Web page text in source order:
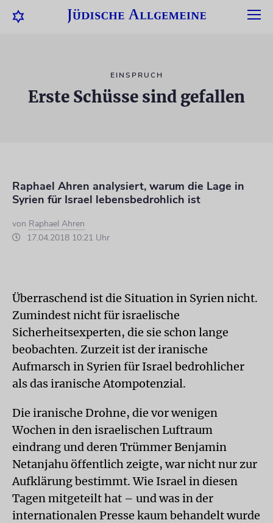
EINSPRUCH
Erste Schüsse sind gefallen
Raphael Ahren analysiert, warum die Lage in
Syrien für Israel lebensbedrohlich ist
von Raphael Ahren
17.04.2018 10:21 Uhr
Überraschend ist die Situation in Syrien nicht.
Zumindest nicht für israelische
Sicherheitsexperten, die sie schon lange
beobachten. Zurzeit ist der iranische
Aufmarsch in Syrien für Israel bedrohlicher
als das iranische Atompotenzial.
Die iranische Drohne, die vor wenigen
Wochen in den israelischen Luftraum
eindrang und deren Trümmer Benjamin
Netanjahu öffentlich zeigte, war nicht nur zur
Aufklärung bestimmt. Wie Israel in diesen
Tagen mitgeteilt hat – und was in der
internationalen Presse kaum behandelt wurde